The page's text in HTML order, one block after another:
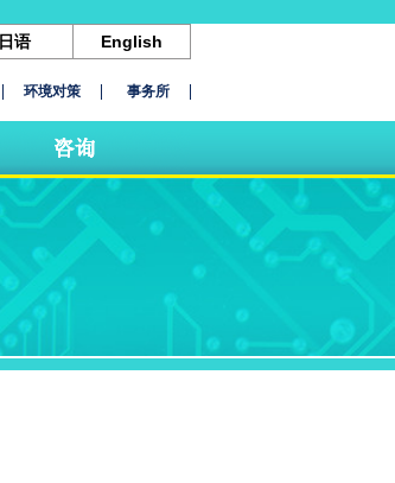
日语 English
环境对策 事务所